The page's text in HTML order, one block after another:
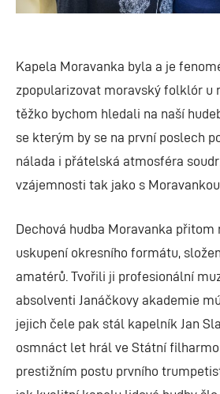
Kapela Moravanka byla a je
zpopularizovat moravský folklór u
těžko bychom hledali na naší
se kterým by se na první poslech
nálada i přátelská atmosféra
vzájemnosti tak jako s Moravankou.
Dechová hudba Moravanka přitom
uskupení okresního formátu,
amatérů. Tvořili ji profesionální
absolventi Janáčkovy akademie
jejich čele pak stál kapelník Jan
osmnáct let hrál ve Státní
prestižním postu prvního